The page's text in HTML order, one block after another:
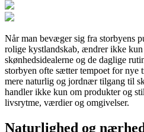
Når man bevæger sig fra storbyens
rolige kystlandskab, ændrer ikke kun
skønhedsidealerne og de daglige
storbyen ofte sætter tempoet for nye
mere naturlig og jordnær tilgang til
handler ikke kun om produkter og
livsrytme, værdier og omgivelser.
Naturlighed og